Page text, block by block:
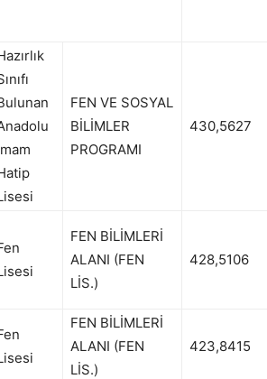
FEN VE SOSYAL
BİLİMLER
PROGRAMI
430,5627
FEN BİLİMLERİ
ALANI (FEN
LİS.)
428,5106
FEN BİLİMLERİ
ALANI (FEN
LİS.)
423,8415